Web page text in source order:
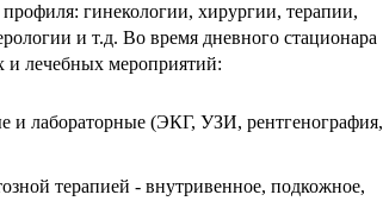
гинекологии, хирургии, терапии,
и т.д. Во время дневного стационара
и лечебных мероприятий:
и лабораторные (ЭКГ, УЗИ, рентгенография,
терапией - внутривенное, подкожное,